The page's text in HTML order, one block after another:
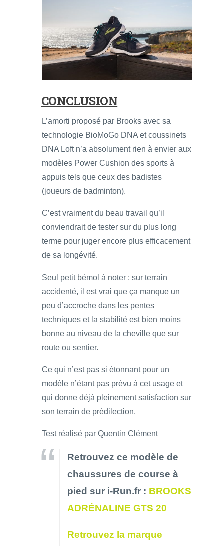
CONCLUSION
L’amorti proposé par Brooks avec sa
technologie BioMoGo DNA et coussinets
DNA Loft n’a absolument rien à envier aux
modèles Power Cushion des sports à
appuis tels que ceux des badistes
(joueurs de badminton).
C’est vraiment du beau travail qu’il
conviendrait de tester sur du plus long
terme pour juger encore plus efficacement
de sa longévité.
Seul petit bémol à noter : sur terrain
accidenté, il est vrai que ça manque un
peu d’accroche dans les pentes
techniques et la stabilité est bien moins
bonne au niveau de la cheville que sur
route ou sentier.
Ce qui n’est pas si étonnant pour un
modèle n’étant pas prévu à cet usage et
qui donne déjà pleinement satisfaction sur
son terrain de prédilection.
Test réalisé par Quentin Clément
Retrouvez ce modèle de
chaussures de course à
pied sur i-Run.fr : BROOKS
ADRÉNALINE GTS 20
Retrouvez la marque